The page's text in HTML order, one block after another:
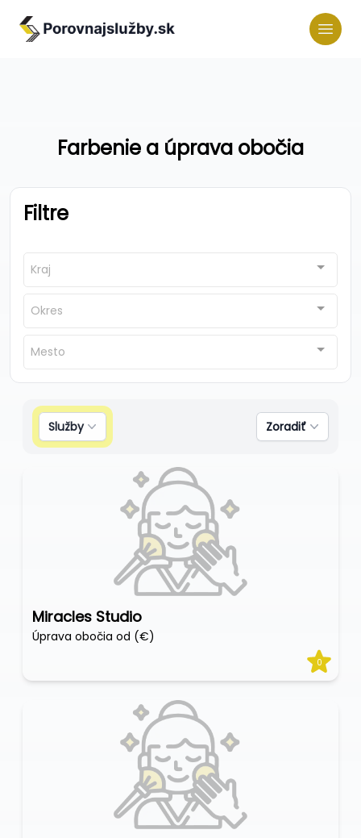
Farbenie a úprava obočia
Filtre
Kraj
Okres
Mesto
Služby Zoradiť
Miracles Studio
Úprava obočia od (€)
0